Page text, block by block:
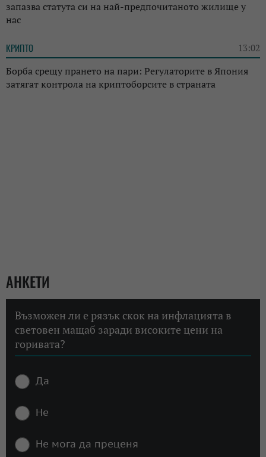
запазва статута си на най-предпочитаното жилище у
нас
КРИПТО 13:02
Борба срещу прането на пари: Регулаторите в Япония
затягат контрола на криптоборсите в страната
АНКЕТИ
Възможен ли е рязък скок на инфлацията в
световен мащаб заради високите цени на
горивата?
Да
Не
Не мога да преценя